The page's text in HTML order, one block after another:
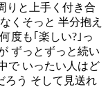
りと上手く付き合
くそっと 半分抱え
度も｢楽しい?｣っ
ずっとずっと続い
で いったい人はど
ろう そして見送れ